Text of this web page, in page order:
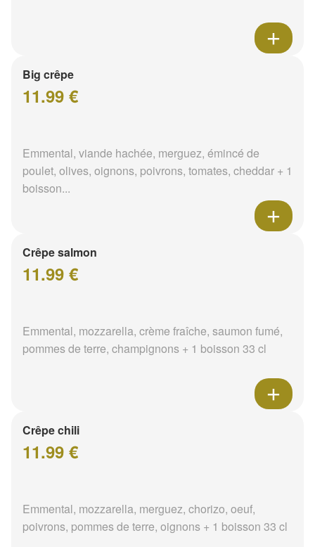
Big crêpe
11.99 €
Emmental, viande hachée, merguez, émincé de
poulet, olives, oignons, poivrons, tomates, cheddar + 1
boisson...
Crêpe salmon
11.99 €
Emmental, mozzarella, crème fraîche, saumon fumé,
pommes de terre, champignons + 1 boisson 33 cl
Crêpe chili
11.99 €
Emmental, mozzarella, merguez, chorizo, oeuf,
poivrons, pommes de terre, oignons + 1 boisson 33 cl